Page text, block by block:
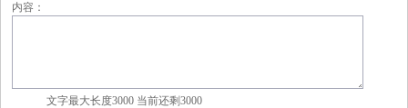
内容：
文字最大长度3000 当前还剩3000